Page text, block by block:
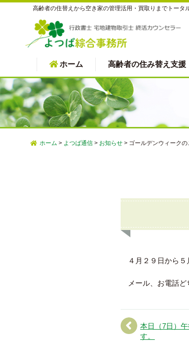
高齢者の住替えから空き家の管理活用・買取りまでトータ
ホーム 高齢者の住み替え支援
ホーム > よつば通信> お知らせ> ゴールデンウィーク
４月２９日から
メール、お電話
本日（7日）
す。